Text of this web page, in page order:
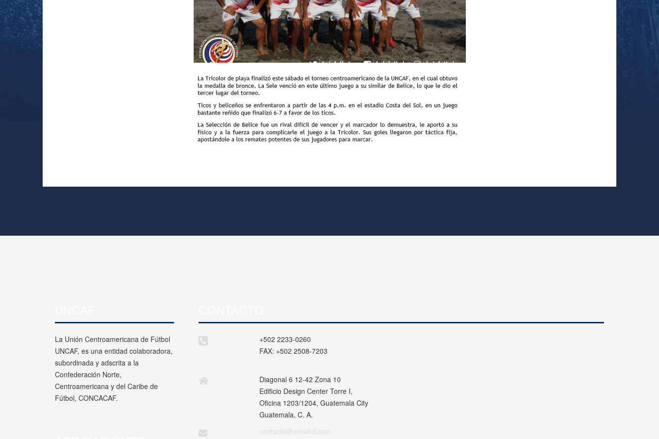
La Unión Centroamericana de Fútbol
UNCAF, es una entidad colaboradora,
subordinada y adscrita a la
Confederación Norte,
Centroamericana y del Caribe de
Fútbol, CONCACAF.
+502 2233-0260
FAX: +502 2508-7203
Diagonal 6 12-42 Zona 10
Edificio Design Center Torre I,
Oficina 1203/1204, Guatemala City
Guatemala, C. A.
contacto@uncafut.com